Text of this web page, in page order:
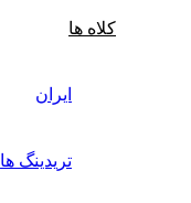
کلاه ها
ایران
تریدینگ ها